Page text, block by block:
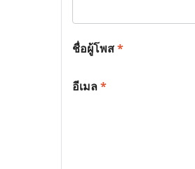
ชื่อผู้โพส*
อีเมล*